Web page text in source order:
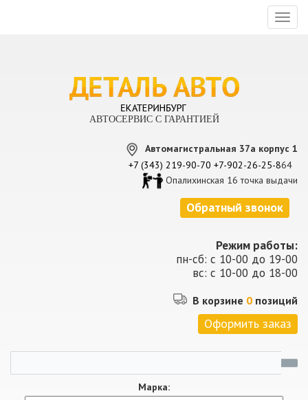
АВТОСЕРВИС С ГАРАНТИЕЙ
Автомагистральная 37а корпус 1
+7 (343) 219-90-70 +7-902-26-25-864
Опалихинская 16 точка выдачи
Обратный звонок
Режим работы:
пн-сб: с 10-00 до 19-00
вс: с 10-00 до 18-00
В корзине 0 позиций
Оформить заказ
Марка: